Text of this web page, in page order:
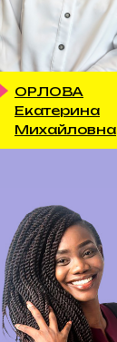
ОРЛОВА
Екатерина
Михайловна